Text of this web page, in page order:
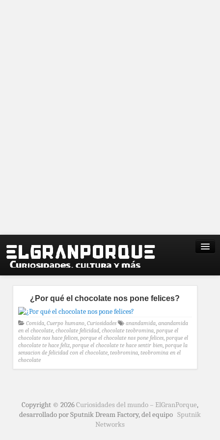
¿Por qué el chocolate nos pone felices?
Comida, Cuerpo humano, Curiosidades anandamida, anandamida
en el chocolate, chocolate felicidad, chocolate teobromina, porque el
chocolate nos hace felices, porque el chocolate nos pone felices, porque el
chocolate te hace feliz, porque el chocolate te hace sentir bien, porque la
sensacion de felicidad con el chocolate, teobromina, teobromina en el
chocolate
Copyright © 2026Curiosidades del mundo – ElGranPorque,
desarrollado por Sputnik Dream Factory, del equipo Sputnik
Networks